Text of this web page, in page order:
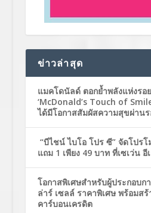
ข่าวล่าสุด
แมคโดนัลด์ ตอกย้ำพลังแห่งรอ
‘McDonald’s Touch of
ได้มีโอกาสสัมผัสความสุขผ่าน
“บีไชน์ ไบโอ โปร ซี” จัดโปร
แถม 1 เพียง 49 บาท ที่เซเว่น อี
โอกาสพิเศษสำหรับผู้ประกอบ
ล่าร์ เซลล์ ราคาพิเศษ พร้อมส
คาร์บอนเครดิต